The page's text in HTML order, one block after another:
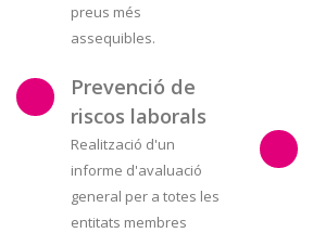
preus més
assequibles.
Prevenció de
riscos laborals
Realització d'un
informe d'avaluació
general per a totes les
entitats membres